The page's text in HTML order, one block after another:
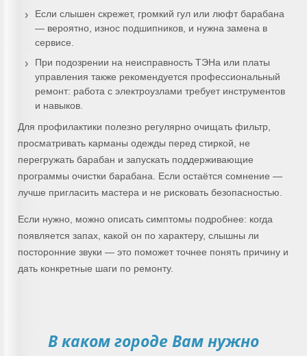
Если слышен скрежет, громкий гул или люфт барабана
— вероятно, износ подшипников, и нужна замена в
сервисе.
При подозрении на неисправность ТЭНа или платы
управления также рекомендуется профессиональный
ремонт: работа с электроузлами требует инструментов
и навыков.
Для профилактики полезно регулярно очищать фильтр,
просматривать карманы одежды перед стиркой, не
перегружать барабан и запускать поддерживающие
программы очистки барабана. Если остаётся сомнение —
лучше пригласить мастера и не рисковать безопасностью.
Если нужно, можно описать симптомы подробнее: когда
появляется запах, какой он по характеру, слышны ли
посторонние звуки — это поможет точнее понять причину и
дать конкретные шаги по ремонту.
В каком городе Вам нужно